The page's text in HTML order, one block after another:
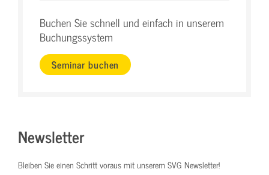
Buchen Sie schnell und einfach in unserem
Buchungssystem
Seminar buchen
Newsletter
Bleiben Sie einen Schritt voraus mit unserem SVG Newsletter!